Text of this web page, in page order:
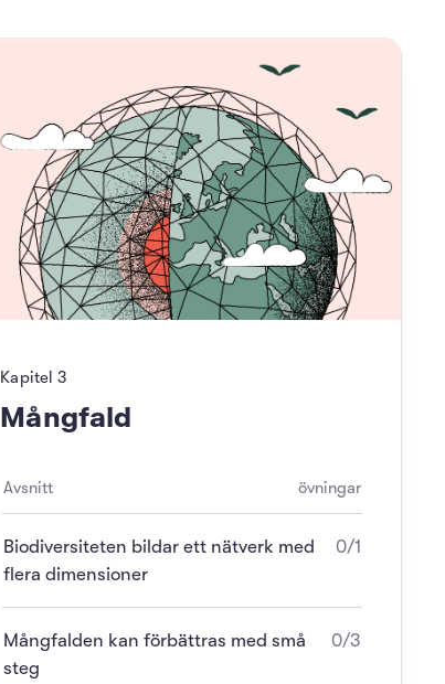
Kapitel 3
Mångfald
Avsnitt övningar
Biodiversiteten bildar ett nätverk med
flera dimensioner
0/1
Mångfalden kan förbättras med små
steg
0/3